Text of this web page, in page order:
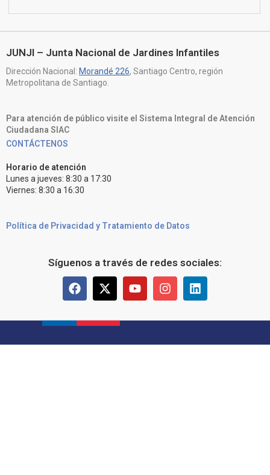
JUNJI – Junta Nacional de Jardines Infantiles
Dirección Nacional: Morandé 226, Santiago Centro, región
Metropolitana de Santiago.
Para atención de público visite el Sistema Integral de Atención
Ciudadana SIAC
CONTÁCTENOS
Horario de atención
Lunes a jueves: 8:30 a 17:30
Viernes: 8:30 a 16:30
Política de Privacidad y Tratamiento de Datos
Síguenos a través de redes sociales: